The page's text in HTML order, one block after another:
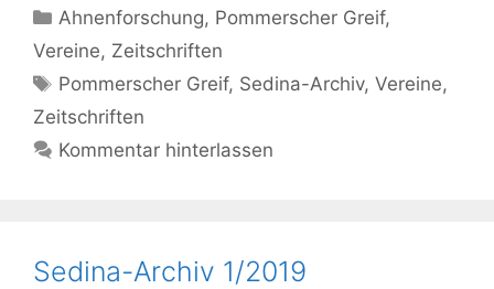
Kategorien
Ahnenforschung, Pommerscher Greif,
Vereine, Zeitschriften
Schlagwörter
Pommerscher Greif, Sedina-Archiv,Vereine,
Zeitschriften
Kommentar hinterlassen
Sedina-Archiv 1/2019